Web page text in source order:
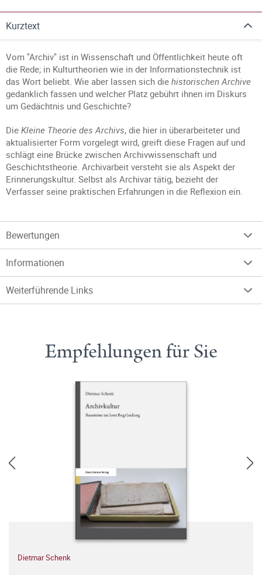
Kurztext
Vom "Archiv" ist in Wissenschaft und Öffentlichkeit heute oft
die Rede; in Kulturtheorien wie in der Informationstechnik ist
das Wort beliebt. Wie aber lassen sich die historischen Archive
gedanklich fassen und welcher Platz gebührt ihnen im Diskurs
um Gedächtnis und Geschichte?
Die Kleine Theorie des Archivs, die hier in überarbeiteter und
aktualisierter Form vorgelegt wird, greift diese Fragen auf und
schlägt eine Brücke zwischen Archivwissenschaft und
Geschichtstheorie. Archivarbeit versteht sie als Aspekt der
Erinnerungskultur. Selbst als Archivar tätig, bezieht der
Verfasser seine praktischen Erfahrungen in die Reflexion ein.
Bewertungen
Informationen
Weiterführende Links
Empfehlungen für Sie
Dietmar Schenk